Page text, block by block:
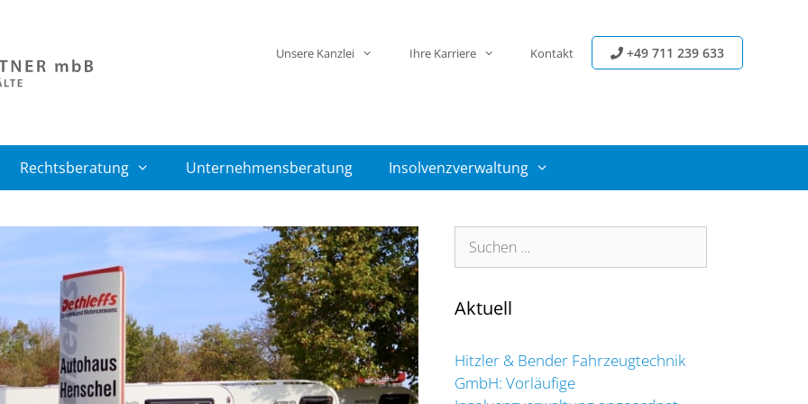
Unsere Kanzlei Ihre Karriere Kontakt +49 711 239 633
Rechtsberatung Unternehmensberatung Insolvenzverwaltung
Suchen
nach:
Aktuell
Hitzler & Bender Fahrzeugtechnik
GmbH: Vorläufige